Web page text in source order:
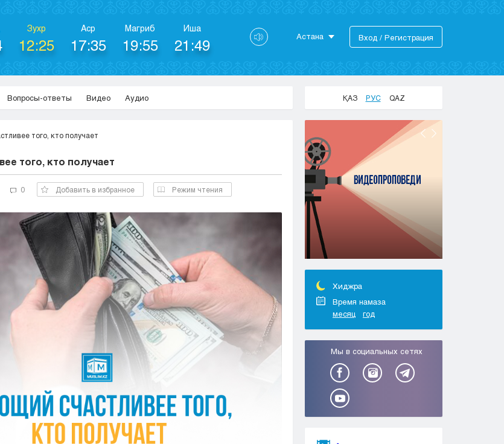
Зухр
12:25
Аср
17:35
Магриб
19:55
Иша
21:49 Астана
Актобе
Жезказган
Караганда
Кокшетау
Костанай
Кызылорда
Павлодар
Петропавловск
Талдыкорган
Тараз
Туркестан
Усть-Каменогорск
Шымкент
Вход / Регистрация
Вопросы-ответы Видео Аудио ҚАЗ РУС QAZ
того, кто получает
того, кто получает
0 Добавить в избранное Режим чтения
Хиджра
Время намаза
месяц
год
Мы в социальных сетях